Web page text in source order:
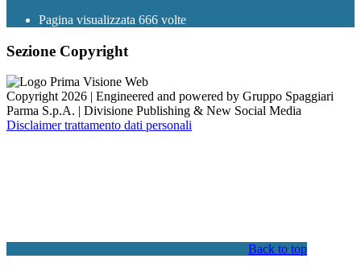
Pagina visualizzata 666 volte
Sezione Copyright
Copyright 2026 | Engineered and powered by Gruppo Spaggiari
Parma S.p.A. | Divisione Publishing & New Social Media
Disclaimer trattamento dati personali
Back to top